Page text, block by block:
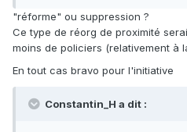
"réforme" ou suppression ?
Ce type de réorg de proximité
moins de policiers (relativement à
En tout cas bravo pour l'initiative
Constantin_H a dit :